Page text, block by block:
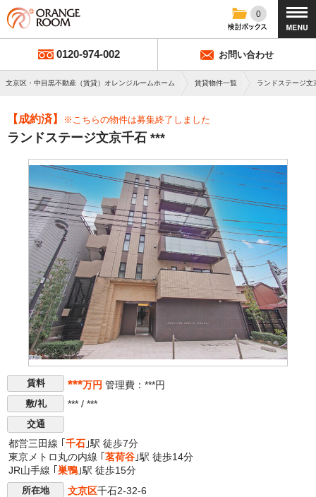
0
0120-974-002 お問い合わせ
文京区・中目黒不動産（賃貸）オレンジルームホーム 賃貸物件一覧 ランドステージ文
【成約済】 ※こちらの物件は募集終了しました
ランドステージ文京千石 ***
賃料 ***万円 管理費：***円
敷/礼 *** / ***
交通
都営三田線 ｢ 千石 ｣駅 徒歩7分
東京メトロ丸の内線 ｢ 茗荷谷 ｣駅 徒歩14分
JR山手線 ｢ 巣鴨 ｣駅 徒歩15分
所在地 文京区千石2-32-6